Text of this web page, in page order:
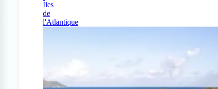
Îles
de
l'Atlantique